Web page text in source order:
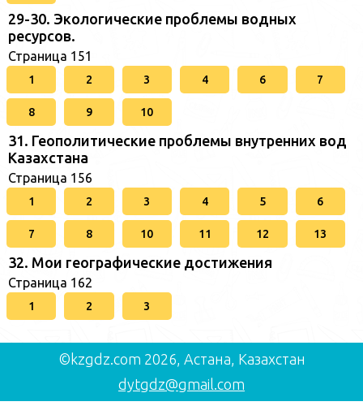
29-30. Экологические проблемы водных
ресурсов.
Страница 151
1 2 3 4 6 7
8 9 10
31. Геополитические проблемы внутренних вод
Казахстана
Страница 156
1 2 3 4 5 6
7 8 10 11 12 13
32. Мои географические достижения
Страница 162
1 2 3
©kzgdz.com 2026, Астана, Казахстан
dytgdz@gmail.com